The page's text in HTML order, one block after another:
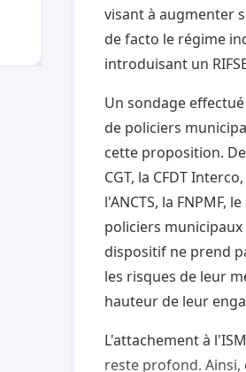
visant à augmenter
de facto le régime
introduisant un
Un sondage
de policiers
cette proposition.
CGT, la CFDT
l'ANCTS, la FNPMF,
policiers
dispositif ne prend
les risques de leur
hauteur de leur
L'attachement à
reste profond.